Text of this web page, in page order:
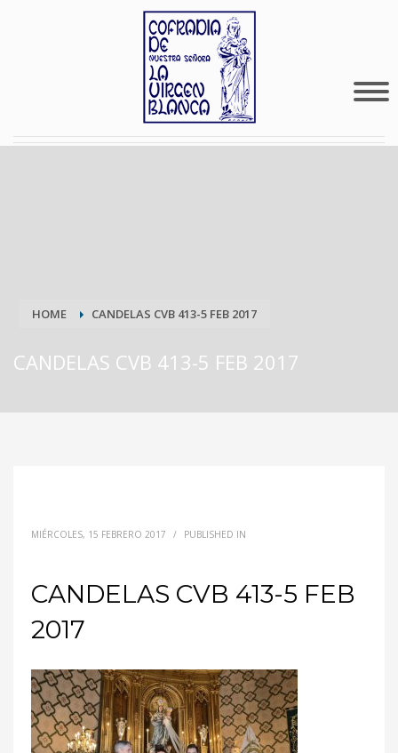
HOME CANDELAS CVB 413-5 FEB 2017
CANDELAS CVB 413-5 FEB 2017
MIÉRCOLES, 15 FEBRERO 2017 / PUBLISHED IN
CANDELAS CVB 413-5 FEB
2017